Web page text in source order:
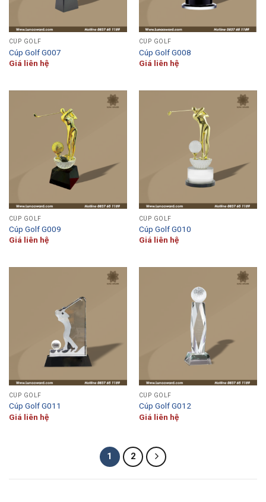
CÚP GOLF
Cúp Golf G007
Giá liên hệ
CÚP GOLF
Cúp Golf G008
Giá liên hệ
CÚP GOLF
Cúp Golf G009
Giá liên hệ
CÚP GOLF
Cúp Golf G010
Giá liên hệ
CÚP GOLF
Cúp Golf G011
Giá liên hệ
CÚP GOLF
Cúp Golf G012
Giá liên hệ
1 2